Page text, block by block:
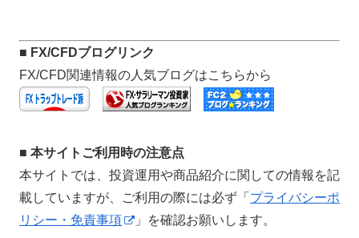
■ FX/CFDブログリンク
FX/CFD関連情報の人気ブログはこちらから
■ 本サイトご利用時の注意点
本サイトでは、投資運用や商品紹介に関しての情報を記
載していますが、ご利用の際には必ず「 プライバシーポ
リシー・免責事項
」を確認お願いします。